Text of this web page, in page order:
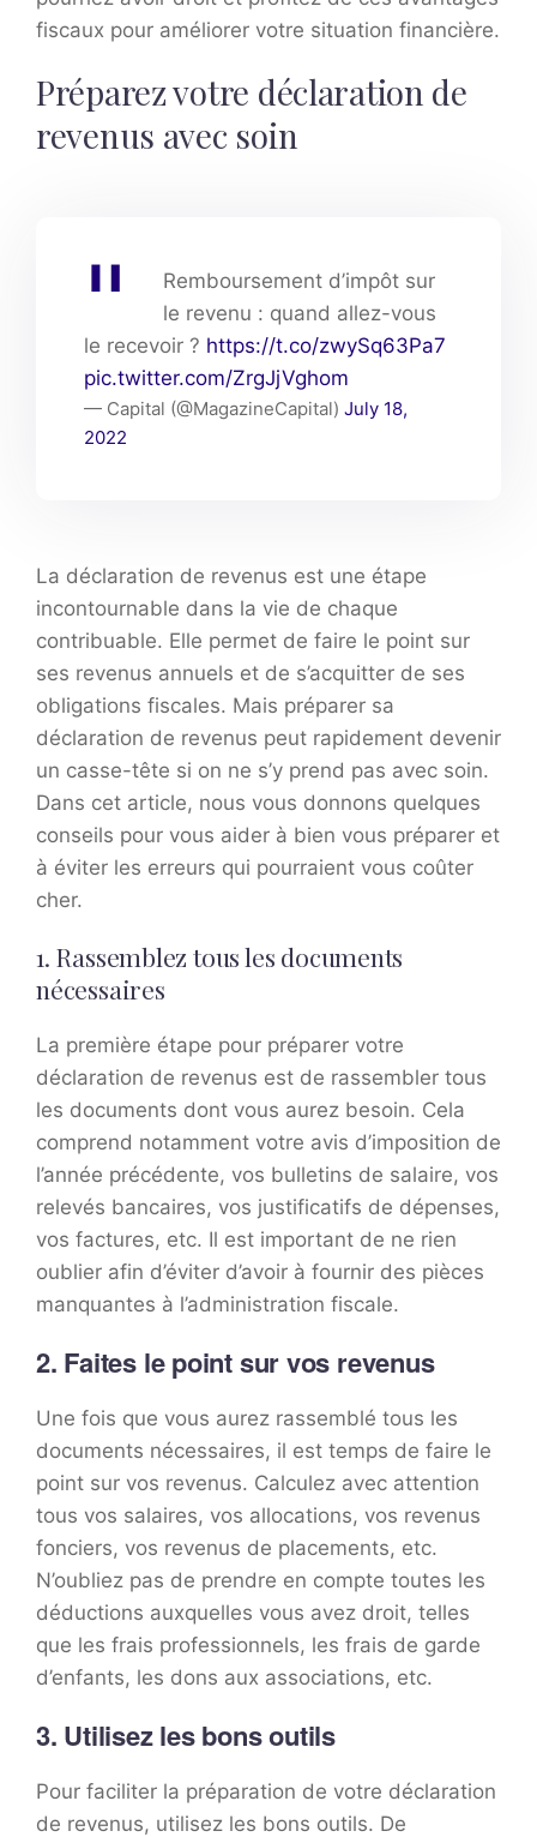
fiscaux pour améliorer votre situation financière.
Préparez votre déclaration de
revenus avec soin
Remboursement d’impôt sur
le revenu : quand allez-vous
le recevoir ? https://t.co/zwySq63Pa7
pic.twitter.com/ZrgJjVghom
— Capital (@MagazineCapital) July 18,
2022
La déclaration de revenus est une étape
incontournable dans la vie de chaque
contribuable. Elle permet de faire le point sur
ses revenus annuels et de s’acquitter de ses
obligations fiscales. Mais préparer sa
déclaration de revenus peut rapidement devenir
un casse-tête si on ne s’y prend pas avec soin.
Dans cet article, nous vous donnons quelques
conseils pour vous aider à bien vous préparer et
à éviter les erreurs qui pourraient vous coûter
cher.
1. Rassemblez tous les documents
nécessaires
La première étape pour préparer votre
déclaration de revenus est de rassembler tous
les documents dont vous aurez besoin. Cela
comprend notamment votre avis d’imposition de
l’année précédente, vos bulletins de salaire, vos
relevés bancaires, vos justificatifs de dépenses,
vos factures, etc. Il est important de ne rien
oublier afin d’éviter d’avoir à fournir des pièces
manquantes à l’administration fiscale.
2. Faites le point sur vos revenus
Une fois que vous aurez rassemblé tous les
documents nécessaires, il est temps de faire le
point sur vos revenus. Calculez avec attention
tous vos salaires, vos allocations, vos revenus
fonciers, vos revenus de placements, etc.
N’oubliez pas de prendre en compte toutes les
déductions auxquelles vous avez droit, telles
que les frais professionnels, les frais de garde
d’enfants, les dons aux associations, etc.
3. Utilisez les bons outils
Pour faciliter la préparation de votre déclaration
de revenus, utilisez les bons outils. De